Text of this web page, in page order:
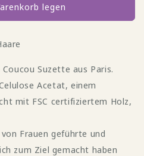
legen
Suzette aus Paris.
Acetat, einem
mit FSC certifiziertem Holz,
Frauen geführte und
zum Ziel gemacht haben